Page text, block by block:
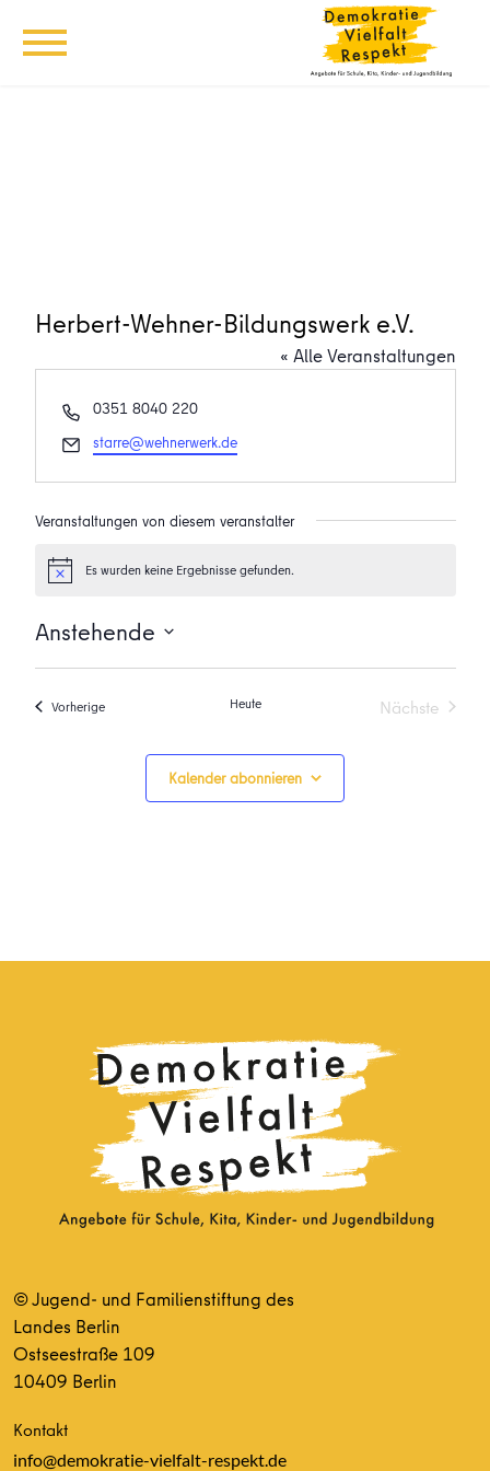
Herbert-Wehner-Bildungswerk e.V.
« Alle Veranstaltungen
Telefon
0351 8040 220
Email
starre@wehnerwerk.de
Veranstaltungen von diesem veranstalter
HinweisEs wurden keine Ergebnisse gefunden.
Anstehende
Datum
VorherigeVeranstaltungen Heute
Nächste
Kalender abonnieren
© Jugend- und Familienstiftung des
Landes Berlin
Ostseestraße 109
10409 Berlin
Kontakt
info@demokratie-vielfalt-respekt.de